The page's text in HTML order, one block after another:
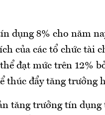
dụng 8% cho năm
của các tổ chức tài
đạt mức trên 12%
thúc đẩy tăng trưởng
tăng trưởng tín